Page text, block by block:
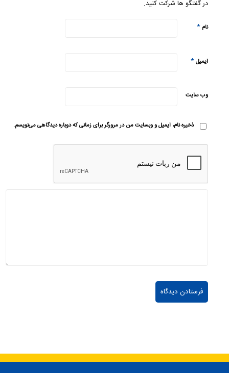
در گفتگو ها شرکت کنید.
نام*
ایمیل*
وب‌ سایت
ذخیره نام، ایمیل و وبسایت من در مرورگر برای زمانی که دوباره دیدگاهی می‌نویسم.